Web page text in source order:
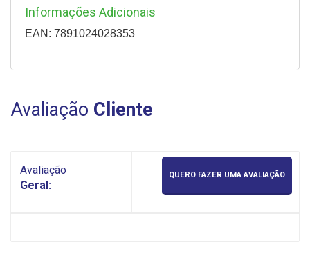
Informações Adicionais
EAN: 7891024028353
Avaliação Cliente
Avaliação
Geral:
QUERO FAZER UMA AVALIAÇÃO